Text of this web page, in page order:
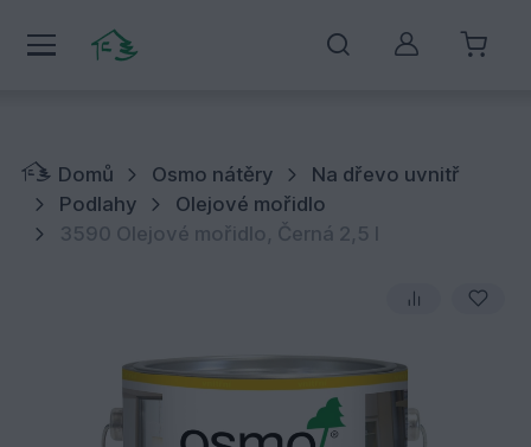
Můj účet
Domů Osmo nátěry
Na dřevo uvnitř
Podlahy
Olejové mořidlo
3590 Olejové mořidlo, Černá 2,5 l